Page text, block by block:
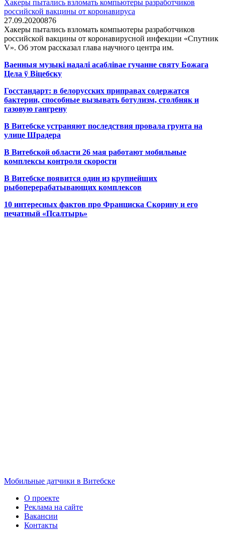
Хакеры пытались взломать компьютеры разработчиков
российской вакцины от коронавируса
27.09.20200876
Хакеры пытались взломать компьютеры разработчиков
российской вакцины от коронавирусной инфекции «Спутник
V». Об этом рассказал глава научного центра им.
Ваенныя музыкі надалі асаблівае гучанне святу Божага
Цела ў Віцебску
Госстандарт: в белорусских приправах содержатся
бактерии, способные вызывать ботулизм, столбняк и
газовую гангрену
В Витебске устраняют последствия провала грунта на
улице Шрадера
В Витебской области 26 мая работают мобильные
комплексы контроля скорости
В Витебске появится один из крупнейших
рыбоперерабатывающих комплексов
10 интересных фактов про Франциска Скорину и его
печатный «Псалтырь»
Мобильные датчики в Витебске
О проекте
Реклама на сайте
Вакансии
Контакты